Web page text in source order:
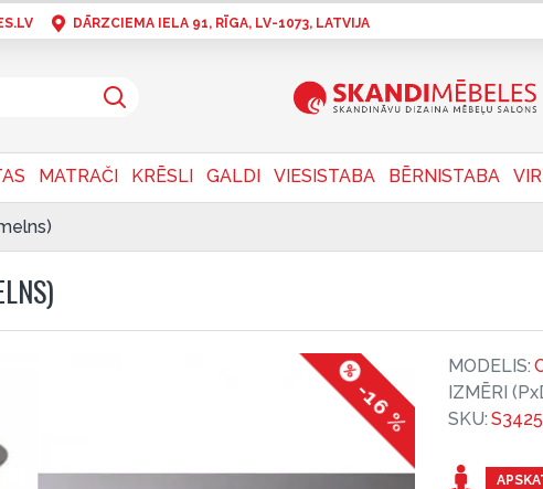
DĀRZCIEMA IELA 91, RĪGA, LV-1073, LATVIJA
MATRAČI KRĒSLI GALDI VIESISTABA BĒRNISTABA
-16 %
MODELIS:
IZMĒRI
SKU: